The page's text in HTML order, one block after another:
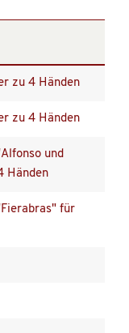
zu 4 Händen
zu 4 Händen
und
Händen
für